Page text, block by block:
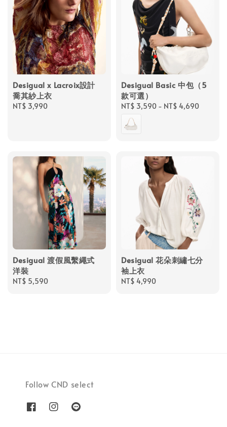
Desigual x Lacroix設計
喬其紗上衣
Regular
NT$ 3,990
Desigual Basic 中包（5
款可選）
Regular
price
NT$ 3,590 - NT$ 4,690
Desigual 渡假風繫繩式
洋裝
Regular
NT$ 5,590
Desigual 花朵刺繡七分
袖上衣
Regular
NT$ 4,990
Follow CND select